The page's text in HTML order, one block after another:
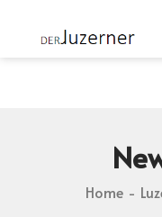
Luzern | webcam from
Home